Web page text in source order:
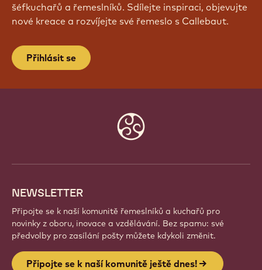
šéfkuchařů a řemeslníků. Sdílejte inspiraci, objevujte
nové kreace a rozvíjejte své řemeslo s Callebaut.
Přihlásit se
NEWSLETTER
Připojte se k naší komunitě řemeslníků a kuchařů pro
novinky z oboru, inovace a vzdělávání. Bez spamu: své
předvolby pro zasílání pošty můžete kdykoli změnit.
Připojte se k naší komunitě ještě dnes!